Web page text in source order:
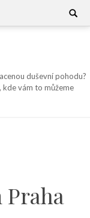
Search
duševní pohodu?
kde vám to můžeme